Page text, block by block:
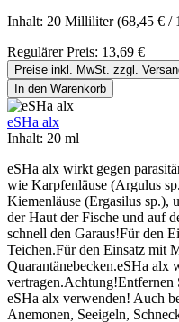
Inhalt: 20 Milliliter(68,45 € /
Regulärer Preis: 13,69 €
Preise inkl. MwSt. zzgl.
In den Warenkorb
eSHa alx
Inhalt: 20 ml
eSHa alx wirkt gegen
wie Karpfenläuse (Argulus
Kiemenläuse (Ergasilus sp.),
der Haut der Fische und auf
schnell den Garaus!Für den
Teichen.Für den Einsatz mit
Quarantänebecken.eSHa
vertragen.Achtung!Entfernen
eSHa alx verwenden! Auch
Anemonen, Seeigeln,